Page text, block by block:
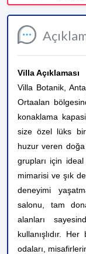
Villa Açıklaması
Villa Botanik,
Ortaalan
konaklama
size özel lüks bir
huzur veren
grupları için
mimarisi ve şık
deneyimi
salonu, tam
alanları
kullanışlıdır.
odaları,